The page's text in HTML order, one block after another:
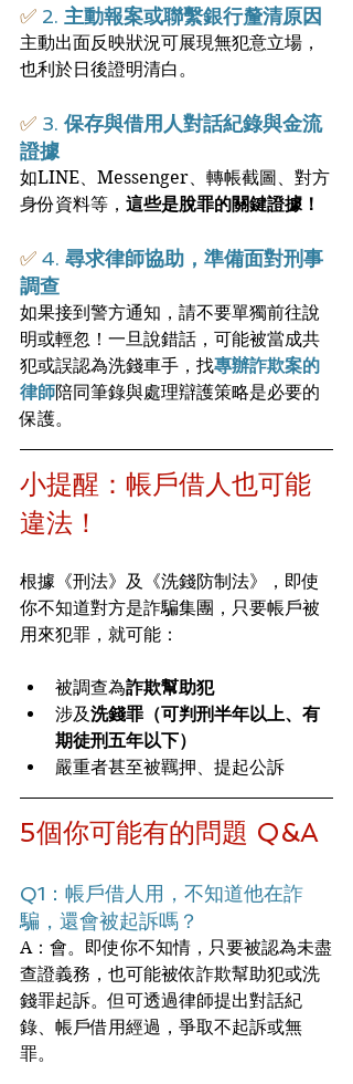
✅ 2. 主動報案或聯繫銀行釐清原因
主動出面反映狀況可展現無犯意立場，
也利於日後證明清白。
✅ 3. 保存與借用人對話紀錄與金流
證據
如LINE、Messenger、轉帳截圖、對方
身份資料等， 這些是脫罪的關鍵證據！
✅ 4. 尋求律師協助，準備面對刑事
調查
如果接到警方通知，請不要單獨前往說
明或輕忽！一旦說錯話，可能被當成共
犯或誤認為洗錢車手，找專辦詐欺案的
律師陪同筆錄與處理辯護策略是必要的
保護。
小提醒：帳戶借人也可能
違法！
根據《刑法》及《洗錢防制法》，即使
你不知道對方是詐騙集團，只要帳戶被
用來犯罪，就可能：
被調查為詐欺幫助犯
涉及洗錢罪（可判刑半年以上、有
期徒刑五年以下）
嚴重者甚至被羈押、提起公訴
5個你可能有的問題 Q&A
Q1：帳戶借人用，不知道他在詐
騙，還會被起訴嗎？
A：會。即使你不知情，只要被認為未盡
查證義務，也可能被依詐欺幫助犯或洗
錢罪起訴。但可透過律師提出對話紀
錄、帳戶借用經過，爭取不起訴或無
罪。